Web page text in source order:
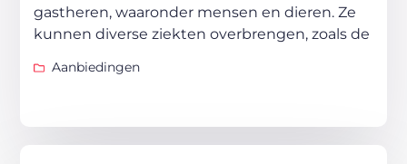
gastheren, waaronder mensen en dieren. Ze
kunnen diverse ziekten overbrengen, zoals de
Aanbiedingen